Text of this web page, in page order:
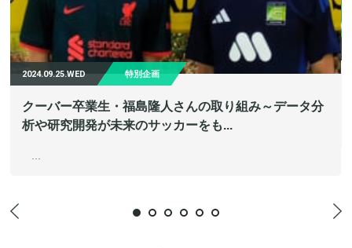
2024.09.25.WED 特別企画
クーバー卒業生・福島隆人さんの取り組み～データ分
析や研究開発が未来のサッカーをも...